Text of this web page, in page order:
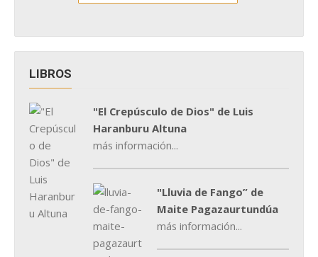
LIBROS
"El Crepúsculo de Dios" de Luis
Haranburu Altuna
más información...
"Lluvia de Fango” de
Maite Pagazaurtundúa
más información...